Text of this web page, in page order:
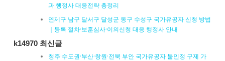
과 행정사 대응전략 총정리
연제구 남구 달서구 달성군 동구 수성구 국가유공자 신청 방법
｜등록 절차·보훈심사·이의신청 대응 행정사 안내
k14970 최신글
청주·수도권·부산·창원·전북 부안 국가유공자 불인정 구제 가